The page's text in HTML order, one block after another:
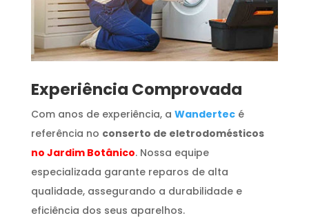
​Experiência Comprovada
Com anos de experiência, a Wandertecé
referência no conserto de eletrodomésticos
no Jardim Botânico. Nossa equipe
especializada garante reparos de alta
qualidade, assegurando a durabilidade e
eficiência dos seus aparelhos.